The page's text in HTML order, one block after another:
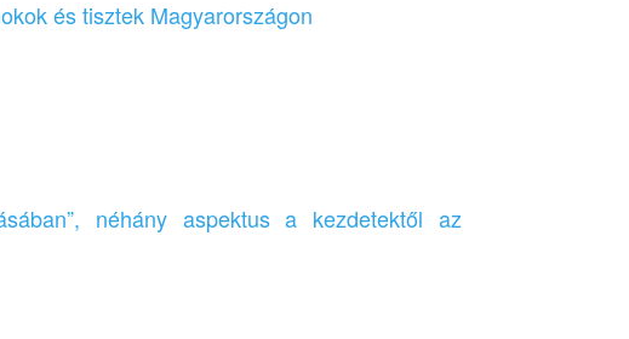
és tisztek Magyarországon
néhány aspektus a kezdetektől az